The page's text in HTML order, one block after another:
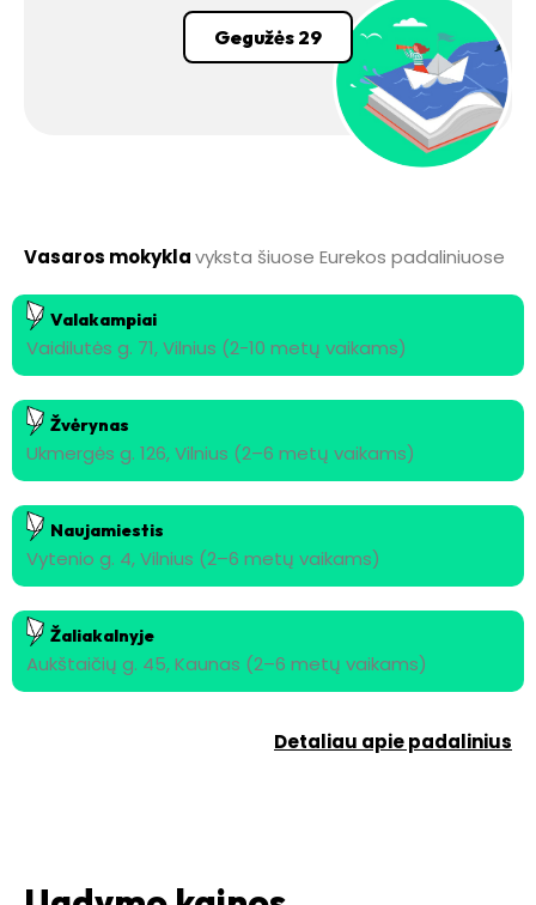
Gegužės 29
Vasaros mokyklavyksta šiuose Eurekos padaliniuose
Valakampiai
Vaidilutės g. 71, Vilnius (2-10 metų vaikams)
Žvėrynas
Ukmergės g. 126, Vilnius (2–6 metų vaikams)
Naujamiestis
Vytenio g. 4, Vilnius (2–6 metų vaikams)
Žaliakalnyje
Aukštaičių g. 45, Kaunas (2–6 metų vaikams)
Detaliau apie padalinius